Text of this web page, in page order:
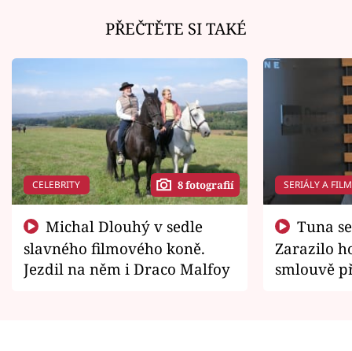
PŘEČTĚTE SI TAKÉ
CELEBRITY 8 fotografií
slavného filmového koně.
Jezdil na něm i Draco Malfoy
SERIÁLY A
Zarazilo
smlouvě